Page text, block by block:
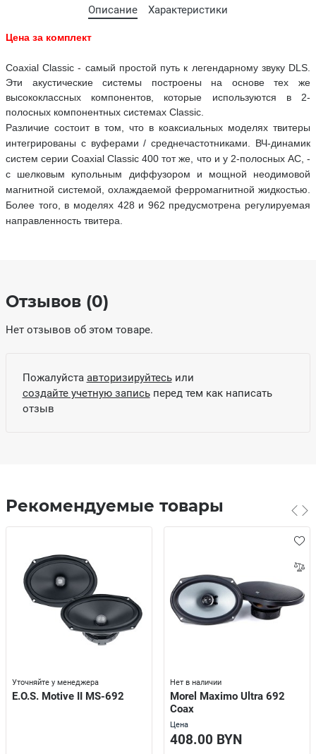
Описание Характеристики
Цена за комплект
Coaxial Classic - самый простой путь к легендарному звуку DLS.
Эти акустические системы построены на основе тех же
высококлассных компонентов, которые используются в 2-
полосных компонентных системах Classic.
Различие состоит в том, что в коаксиальных моделях твитеры
интегрированы с вуферами / среднечастотниками. ВЧ-динамик
систем серии Coaxial Classic 400 тот же, что и у 2-полосных АС, -
с шелковым купольным диффузором и мощной неодимовой
магнитной системой, охлаждаемой ферромагнитной жидкостью.
Более того, в моделях 428 и 962 предусмотрена регулируемая
направленность твитера.
Отзывов (0)
Нет отзывов об этом товаре.
Пожалуйста авторизируйтесьили
создайте учетную записьперед тем как написать
отзыв
Рекомендуемые товары
Уточняйте у менеджера
E.O.S. Motive II MS-692
Нет в наличии
Morel Maximo Ultra 692
Coax
Цена
408.00 BYN